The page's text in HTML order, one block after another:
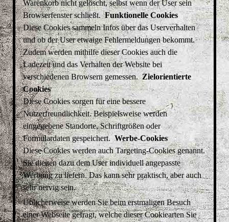
Warenkorb nicht gelöscht, selbst wenn der User sein
Browserfenster schließt.Funktionelle Cookies
Diese Cookies sammeln Infos über das Userverhalten
und ob der User etwaige Fehlermeldungen bekommt.
Zudem werden mithilfe dieser Cookies auch die
Ladezeit und das Verhalten der Website bei
verschiedenen Browsern gemessen.Zielorientierte
Cookies
Diese Cookies sorgen für eine bessere
Nutzerfreundlichkeit. Beispielsweise werden
eingegebene Standorte, Schriftgrößen oder
Formulardaten gespeichert.Werbe-Cookies
Diese Cookies werden auch Targeting-Cookies genannt.
Sie dienen dazu dem User individuell angepasste
Werbung zu liefern. Das kann sehr praktisch, aber auch
sehr nervig sein.
Üblicherweise werden Sie beim erstmaligen Besuch
einer Webseite gefragt, welche dieser Cookiearten Sie